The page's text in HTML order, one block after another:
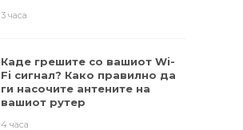
3 часа
Каде грешите со вашиот Wi-
Fi сигнал? Како правилно да
ги насочите антените на
вашиот рутер
4 часа